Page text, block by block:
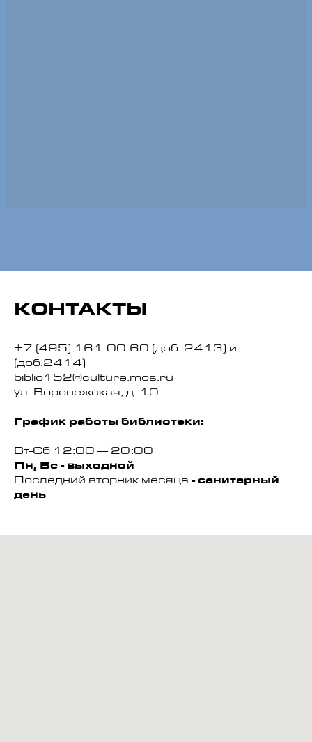
КОНТАКТЫ
+7 (495) 161-00-60 (доб. 2413) и
(доб.2414)
biblio152@culture.mos.ru
ул. Воронежская, д. 10
График работы библиотеки:
Вт-Сб 12:00 — 20:00
Пн, Вс - выходной
Последний вторник месяца - санитарный
день